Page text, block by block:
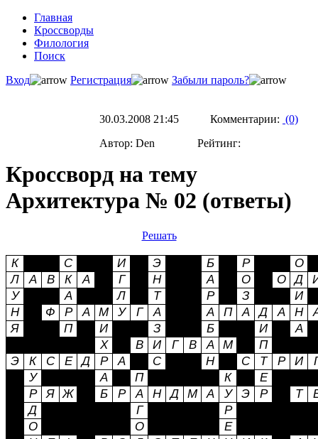
Главная
Кроссворды
Филология
Поиск
Вход
Регистрация Забыли пароль?
30.03.2008 21:45 Комментарии: (0)
Автор: Den Рейтинг:
Кроссворд на тему
Архитектура № 02 (ответы)
Решать